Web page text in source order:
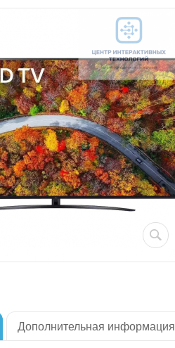
Дополнительная информация